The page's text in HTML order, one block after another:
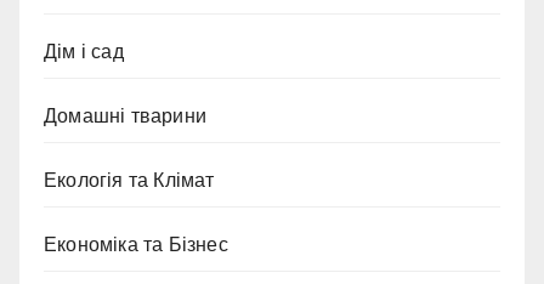
Дім і сад
Домашні тварини
Екологія та Клімат
Економіка та Бізнес